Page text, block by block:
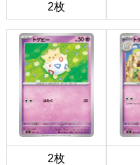
2枚
2枚